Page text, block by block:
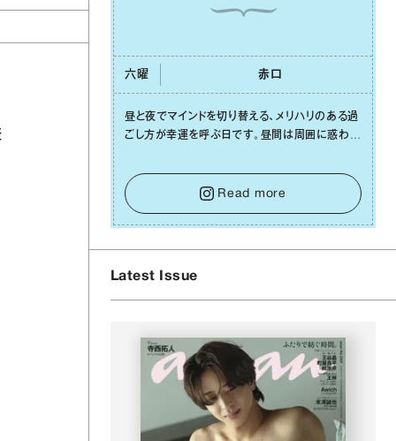
六曜 ⾚⼝
昼と夜でマインドを切り替える、メリハリのある過
ごし⽅が幸運を呼ぶ⽇です。昼間は周囲に惑わさ
をキープして。そして夜は、疲れや寂しさから⽢
い⾔葉に流されないよう、⼼にしっかりブレーキ
をかけること。この意識の切り替えが、あなたに
確かな安⼼感をもたらすはずです。
Read more
Latest Issue